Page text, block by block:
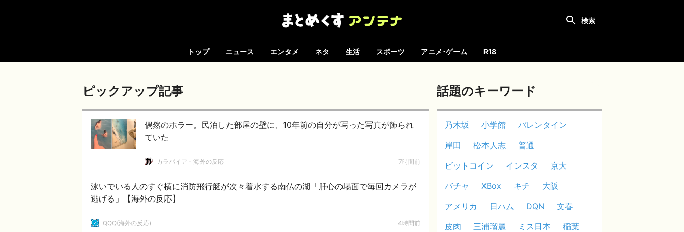
トップ ニュース エンタメ ネタ 生活 スポーツ アニメ･ゲーム R18
ピックアップ記事
偶然のホラー。民泊した部屋の壁に、10年前の自分が写った写真が飾られ
ていた
カラパイア - 海外の反応 7時間前
泳いでいる人のすぐ横に消防飛行艇が次々着水する南仏の湖「肝心の場面で毎回カメラが
逃げる」【海外の反応】
QQQ(海外の反応) 4時間前
話題のキーワード
乃木坂 小学館
バレンタイン
岸田
松本人志
普通
ビットコイン
インスタ
京大
バチャ
XBox キチ
大阪
アメリカ
日ハム DQN
文春
皮肉
三浦瑠麗 ミス日本
稲葉